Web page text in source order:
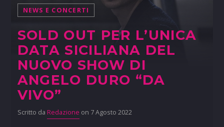
NEWS E CONCERTI
SOLD OUT PER L’UNICA
DATA SICILIANA DEL
NUOVO SHOW DI
ANGELO DURO “DA
VIVO”
Scritto da Redazione on 7 Agosto 2022